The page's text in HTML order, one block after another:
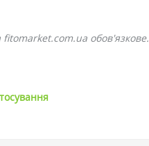
обов'язкове.